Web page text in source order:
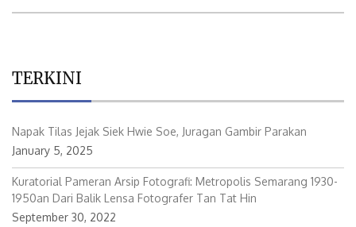
TERKINI
Napak Tilas Jejak Siek Hwie Soe, Juragan Gambir Parakan
January 5, 2025
Kuratorial Pameran Arsip Fotografi: Metropolis Semarang 1930-
1950an Dari Balik Lensa Fotografer Tan Tat Hin
September 30, 2022